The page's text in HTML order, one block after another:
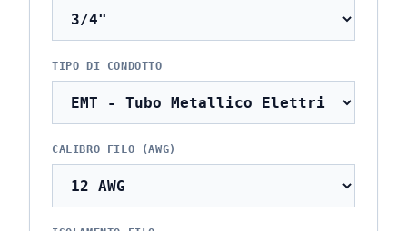
TIPO DI CONDOTTO
CALIBRO FILO (AWG)